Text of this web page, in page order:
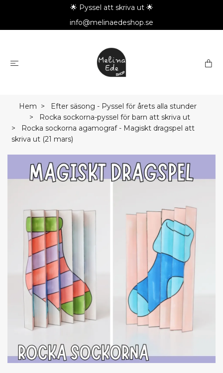
🌟 Pyssel att skriva ut 🌟
info@melinaedeshop.se
Hem
Efter säsong - Pyssel för årets alla stunder
Rocka sockorna-pyssel för barn att skriva ut
Rocka sockorna agamograf - Magiskt dragspel att
skriva ut (21 mars)